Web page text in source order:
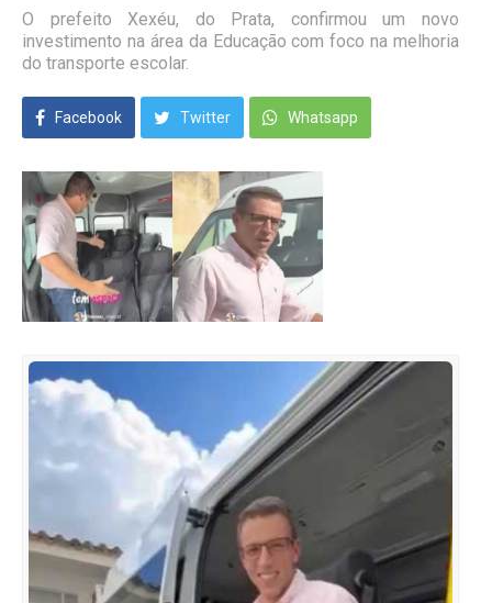
O prefeito Xexéu, do Prata, confirmou um novo
investimento na área da Educação com foco na melhoria
do transporte escolar.
Facebook Twitter Whatsapp